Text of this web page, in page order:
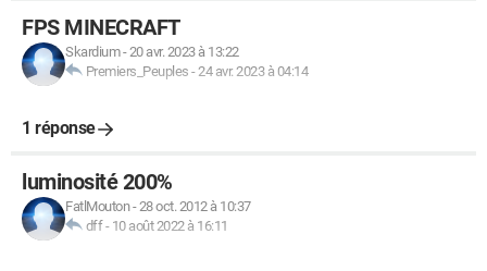
FPS MINECRAFT
Skardium-20 avr. 2023 à 13:22
Premiers_Peuples -24 avr. 2023 à 04:14
1 réponse
luminosité 200%
FatlMouton-28 oct. 2012 à 10:37
dff- 10 août 2022 à 16:11